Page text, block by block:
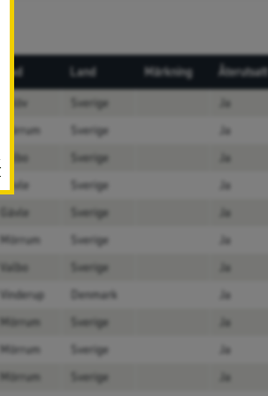
Stad Land Märkning Återutsatt
Eslöv Sverige
Ja
Mörrum Sverige
Ja
Valbo Sverige
Ja
Gävle Sverige
Ja
Gävle Sverige
Ja
Mörrum Sverige
Ja
Valbo Sverige
Ja
Vinderup Denmark
Ja
Mörrum Sverige
Ja
Mörrum Sverige
Ja
Mörrum Sverige
Ja